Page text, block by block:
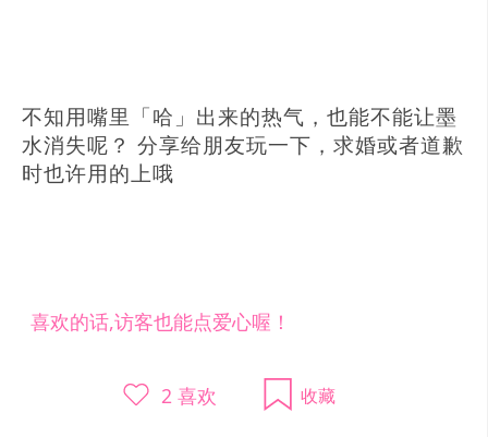
不知用嘴里「哈」出来的热气，也能不能让墨
水消失呢？ 分享给朋友玩一下，求婚或者道歉
时也许用的上哦
喜欢的话,访客也能点爱心喔！
2 喜欢 收藏